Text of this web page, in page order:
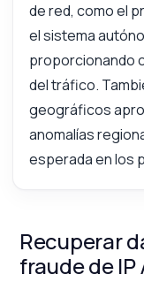
de red, como el
el sistema
proporcionando
del tráfico.
geográficos
anomalías
esperada en los
Recuperar
fraude de IP